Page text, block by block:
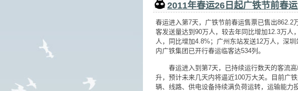
2011年春运26日起广铁节前春
春运进入第7天，广铁节前春运售票已售出862.2
客发送量达到90万人，较去年同比增加12.3万人
人，同比增加4.8%；广州东站发送12万人，深
内广铁集团已开行春运临客达534列。
春运进入到第7天，已持续运行数天的客流高
升，预计未来几天内将逼近100万大关。目前广
辆、线路、供电设备持续满负荷运转，运输能力